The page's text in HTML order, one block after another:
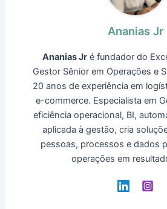
Ananias Jr
Ananias Jr é fundador do
Gestor Sênior em Operações e
20 anos de experiência em
e-commerce. Especialista em
eficiência operacional, BI,
aplicada à gestão, cria
pessoas, processos e dados
operações em